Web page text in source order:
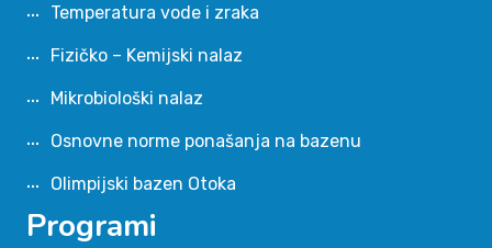
Temperatura vode i zraka
Fizičko – Kemijski nalaz
Mikrobiološki nalaz
Osnovne norme ponašanja na bazenu
Olimpijski bazen Otoka
Programi